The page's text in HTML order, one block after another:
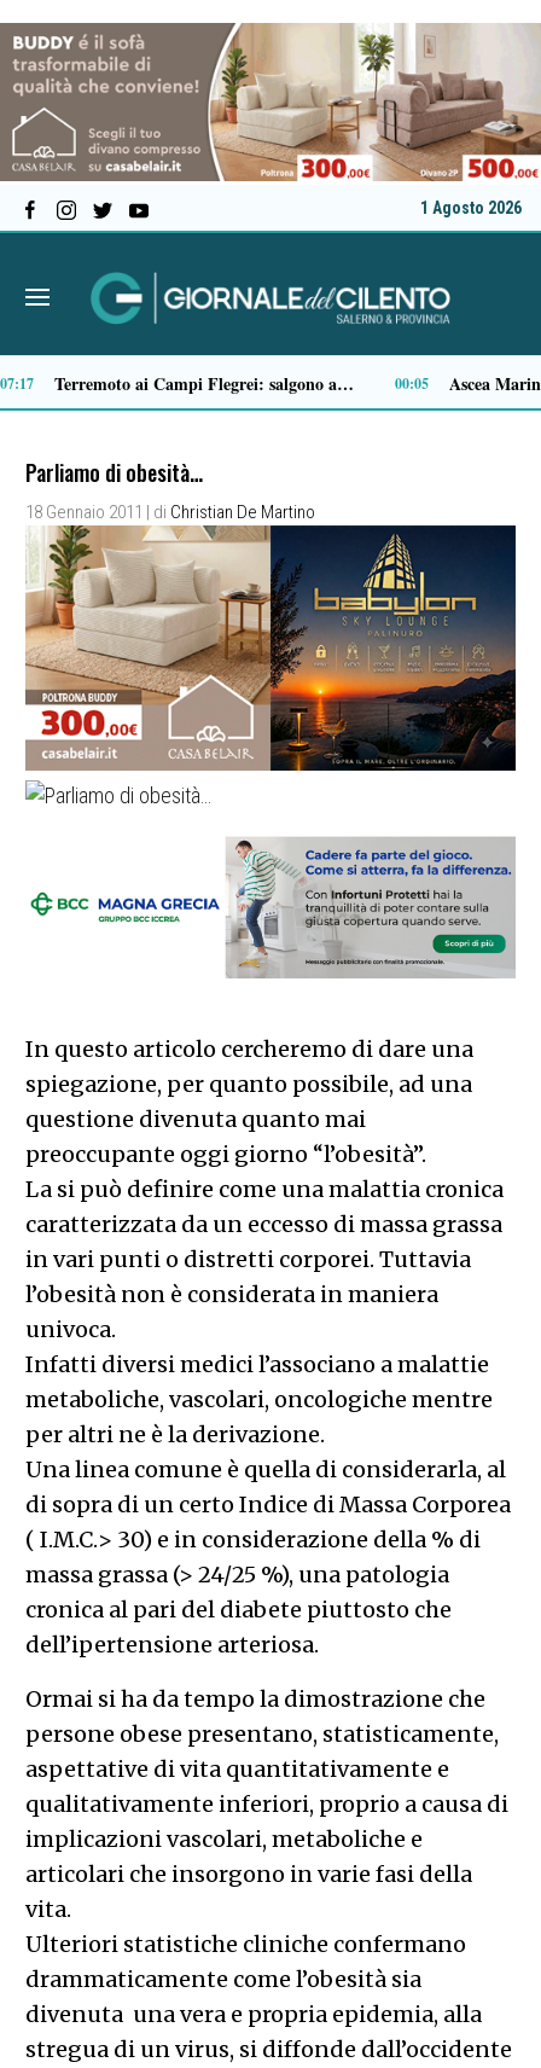
1 Agosto 2026
Il MOA di Eboli ottiene il riconoscimento di Museo di interesse regionale 14:14
Parliamo di obesità…
18 Gennaio 2011 | di Christian De Martino
In questo articolo cercheremo di dare una
spiegazione, per quanto possibile, ad una
questione divenuta quanto mai
preoccupante oggi giorno “l’obesità”.
La si può definire come una malattia cronica
caratterizzata da un eccesso di massa grassa
in vari punti o distretti corporei. Tuttavia
l’obesità non è considerata in maniera
univoca.
Infatti diversi medici l’associano a malattie
metaboliche, vascolari, oncologiche mentre
per altri ne è la derivazione.
Una linea comune è quella di considerarla, al
di sopra di un certo Indice di Massa Corporea
( I.M.C.> 30) e in considerazione della % di
massa grassa (> 24/25 %), una patologia
cronica al pari del diabete piuttosto che
dell’ipertensione arteriosa.
Ormai si ha da tempo la dimostrazione che
persone obese presentano, statisticamente,
aspettative di vita quantitativamente e
qualitativamente inferiori, proprio a causa di
implicazioni vascolari, metaboliche e
articolari che insorgono in varie fasi della
vita.
Ulteriori statistiche cliniche confermano
drammaticamente come l’obesità sia
divenuta una vera e propria epidemia, alla
stregua di un virus, si diffonde dall’occidente